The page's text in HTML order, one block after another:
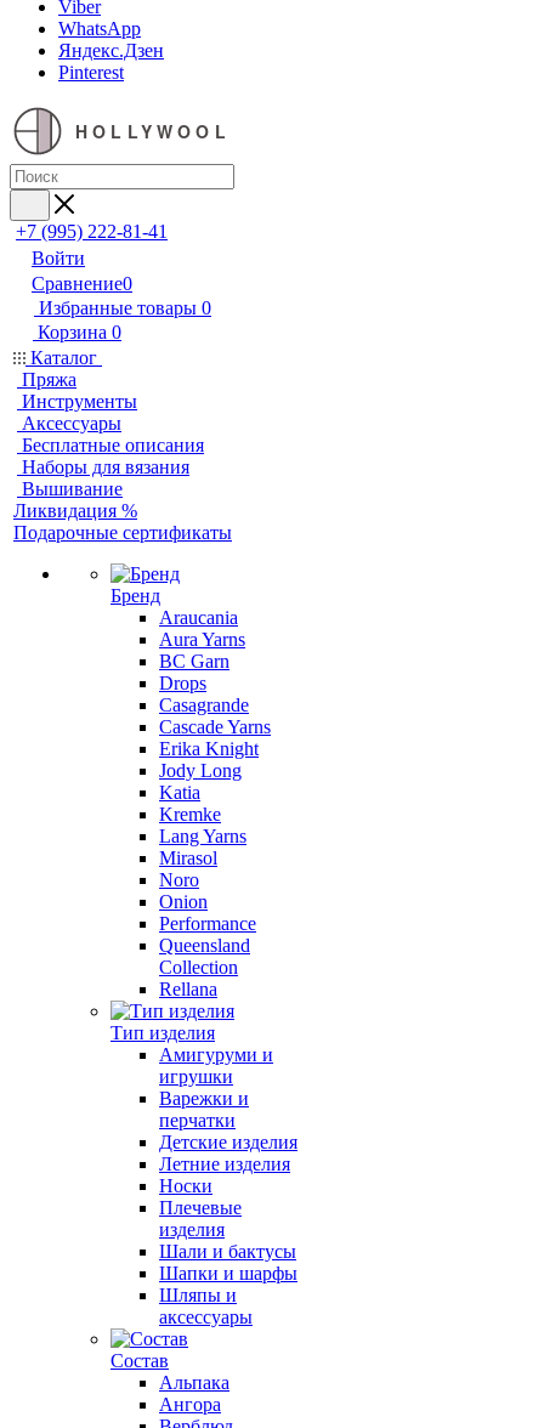
Viber
WhatsApp
Яндекс.Дзен
Pinterest
HOLLYWOOL
+7 (995) 222-81-41
Войти
Сравнение0
Избранные товары 0
Корзина 0
Каталог
Пряжа
Инструменты
Аксессуары
Бесплатные описания
Наборы для вязания
Вышивание
Ликвидация %
Подарочные сертификаты
Бренд
Araucania
Aura Yarns
BC Garn
Drops
Casagrande
Cascade Yarns
Erika Knight
Jody Long
Katia
Kremke
Lang Yarns
Mirasol
Noro
Onion
Performance
Queensland
Collection
Rellana
Тип изделия
Амигуруми и
игрушки
Варежки и
перчатки
Детские изделия
Летние изделия
Носки
Плечевые
изделия
Шали и бактусы
Шапки и шарфы
Шляпы и
аксессуары
Состав
Альпака
Ангора